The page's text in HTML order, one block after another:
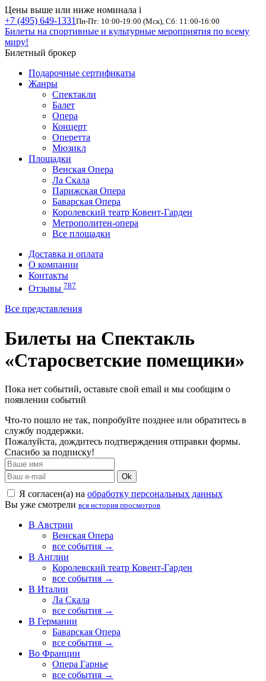
Цены выше или ниже номинала i
+7 (495) 649-1331 Пн-Пт: 10:00-19:00 (Мск), Сб: 11:00-16:00
Билеты на спортивные и культурные мероприятия по всему
миру!
Билетный брокер
Подарочные сертификаты
Жанры
Спектакли
Балет
Опера
Концерт
Оперетта
Мюзикл
Площадки
Венская Опера
Ла Скала
Парижская Опера
Баварская Опера
Королевский театр Ковент-Гарден
Метрополитен-опера
Все площадки
Доставка и оплата
О компании
Контакты
Отзывы 787
Все представления
Билеты на Спектакль
«Старосветские помещики»
Пока нет событий, оставьте свой email и мы сообщим о
появлении событий
Что-то пошло не так, попробуйте позднее или обратитесь в
службу поддержки.
Пожалуйста, дождитесь подтверждения отправки формы.
Спасибо за подписку!
Ok
Я согласен(а) на обработку персональных данных
Вы уже смотрели вся история просмотров
В Австрии
Венская Опера
все события →
В Англии
Королевский театр Ковент-Гарден
все события →
В Италии
Ла Скала
все события →
В Германии
Баварская Опера
все события →
Во Франции
Опера Гарнье
все события →